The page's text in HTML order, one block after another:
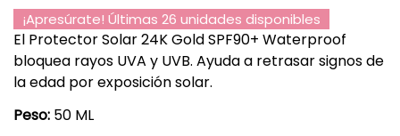
¡Apresúrate! Últimas 26 unidades disponibles
El Protector Solar 24K Gold SPF90+ Waterproof
bloquea rayos UVA y UVB. Ayuda a retrasar signos de
la edad por exposición solar.
Peso: 50 ML